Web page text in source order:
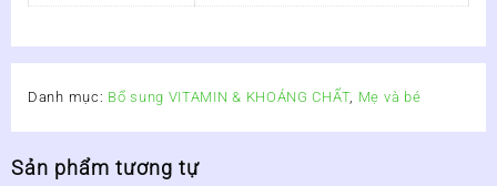
Danh mục: Bổ sung VITAMIN & KHOÁNG CHẤT, Mẹ và bé
Sản phẩm tương tự